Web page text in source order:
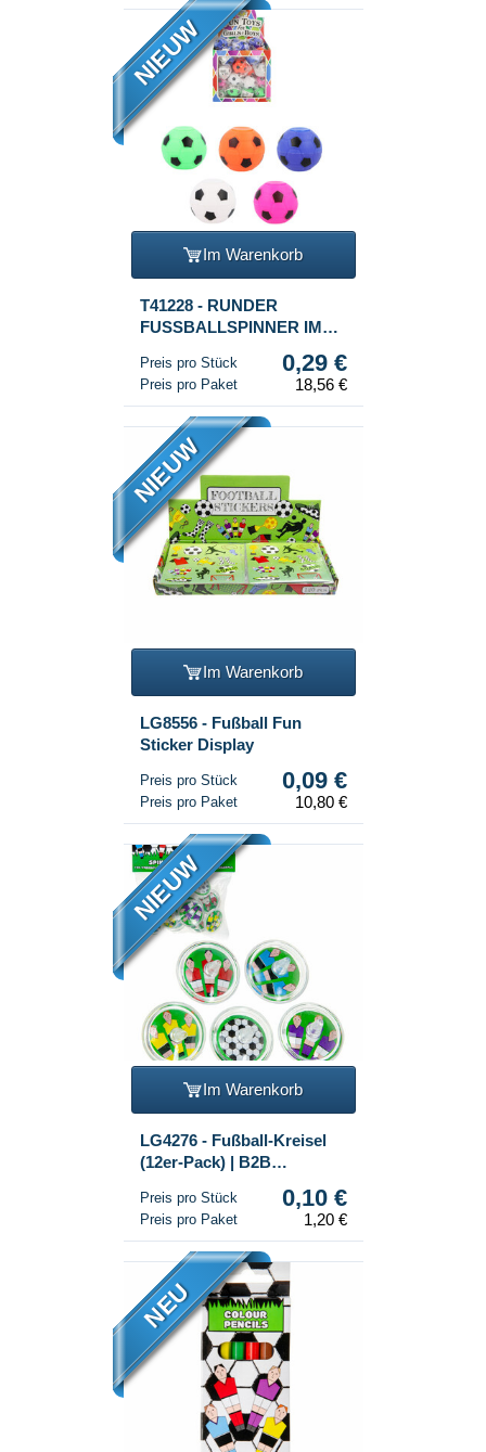
NIEUW
Im Warenkorb
T41228 - RUNDER
FUSSBALLSPINNER IM
Preis pro Stück 0,29 €
Preis pro Paket 18,56 €
NIEUW
Im Warenkorb
LG8556 - Fußball Fun
Sticker Display
Preis pro Stück 0,09 €
Preis pro Paket 10,80 €
NIEUW
Im Warenkorb
LG4276 - Fußball-Kreisel
(12er-Pack) | B2B
Preis pro Stück 0,10 €
Preis pro Paket 1,20 €
NEU